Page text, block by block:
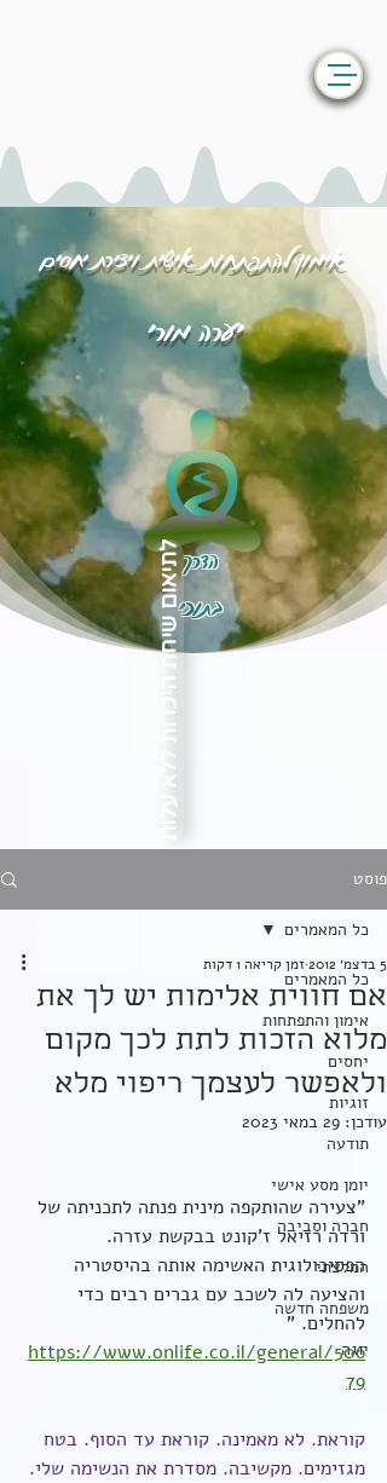
אימון להתפתחות אישית ויצירת יחסים
יערה מורי
הדרך
בתוכילתיאום שיחת היכרות ללא עלות
פוסט
כל המאמרים
אימון והתפתחות
יחסים
זוגיות
תודעה
יומן מסע אישי
חברה וסביבה
המלצתי
משפחה חדשה
יוגה
כל המאמרים
אם חווית אלימות יש לך את
מלוא הזכות לתת לכך מקום
ולאפשר לעצמך ריפוי מלא
5 בדצמ׳ 2012 זמן קריאה 1 דקות
עודכן: 29 במאי 2023
"צעירה שהותקפה מינית פנתה לתכניתה של
ורדה רזיאל ז'קונט בבקשת עזרה.
הפסיכולוגית האשימה אותה בהיסטריה
והציעה לה לשכב עם גברים רבים כדי
להחלים. "
https://www.onlife.co.il/general/506
79
קוראת. לא מאמינה. קוראת עד הסוף. בטח
מגזימים. מקשיבה. מסדרת את הנשימה שלי.